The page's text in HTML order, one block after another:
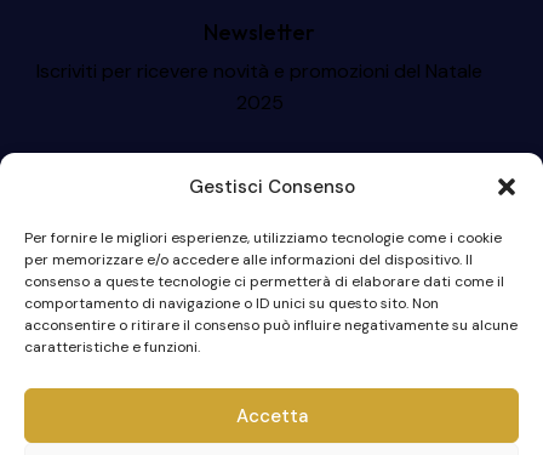
Gestisci Consenso
Per fornire le migliori esperienze, utilizziamo tecnologie come i cookie
per memorizzare e/o accedere alle informazioni del dispositivo. Il
consenso a queste tecnologie ci permetterà di elaborare dati come il
comportamento di navigazione o ID unici su questo sito. Non
acconsentire o ritirare il consenso può influire negativamente su alcune
caratteristiche e funzioni.
Accetta
Newsletter
Iscriviti per ricevere novità e promozioni del Natale
2025
Iscriviti
© 2023 I Presepi di Caltagirone. Tutti i